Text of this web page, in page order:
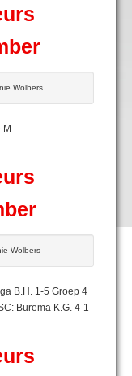
Wolbers
M
Wolbers
B.H. 1-5 Groep 4
Burema K.G. 4-1